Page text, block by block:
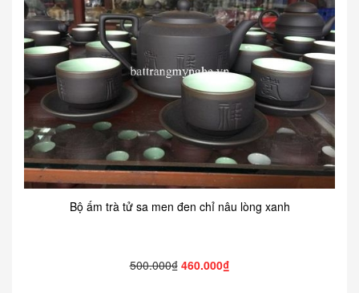
Bộ ấm trà tử sa men đen chỉ nâu lòng xanh
500.000₫ 460.000₫